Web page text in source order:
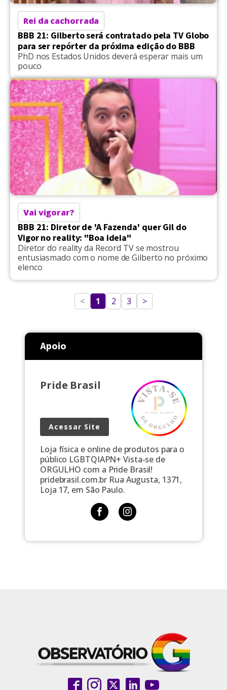
Rei da cachorrada
BBB 21: Gilberto será contratado pela TV Globo
para ser repórter da próxima edição do BBB
PhD nos Estados Unidos deverá esperar mais um
pouco
Vai vigorar?
BBB 21: Diretor de 'A Fazenda' quer Gil do
Vigor no reality: "Boa ideia"
Diretor do reality da Record TV se mostrou
entusiasmado com o nome de Gilberto no próximo
elenco
< 1 2 3 >
Apoio
Pride Brasil
Acessar Site
Loja física e online de produtos para o
público LGBTQIAPN+ Vista-se de
ORGULHO com a Pride Brasil!
pridebrasil.com.br Rua Augusta, 1371,
Loja 17, em São Paulo.